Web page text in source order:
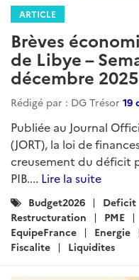
ARTICLE
Brèves
de Libye –
décembre 2025
Rédigé par : DG Trésor 19
Publiée au Journal
(JORT), la loi de
creusement du déficit
PIB.... Lire la suite
Catégories
:
Budget2026 Deficit
Restructuration
PME
EquipeFrance
Energie
Fiscalite
Liquidites